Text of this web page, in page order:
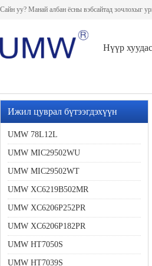
Сайн уу? Манай албан ёсны вэбсайтад зочлохыг
Нүүр хуудас
Ижил цуврал бүтээгдэхүүн
UMW 78L12L
UMW MIC29502WU
UMW MIC29502WT
UMW XC6219B502MR
UMW XC6206P252PR
UMW XC6206P182PR
UMW HT7050S
UMW HT7039S